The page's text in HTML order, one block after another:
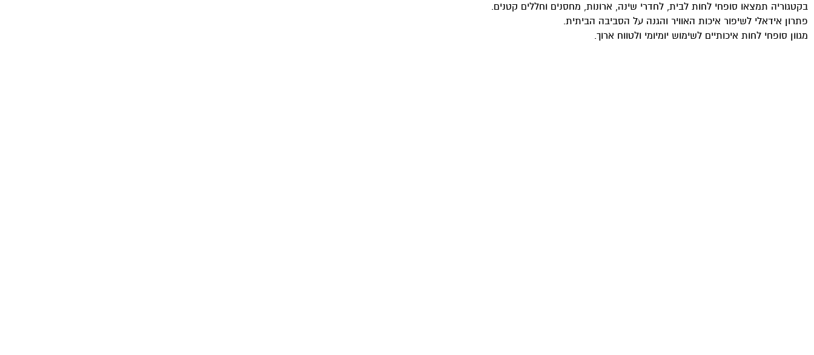
בקטגוריה תמצאו סופחי לחות לבית, לחדרי שינה, ארונות, מחסנים וחללים קטנים.
פתרון אידאלי לשיפור איכות האוויר והגנה על הסביבה הביתית.
מגוון סופחי לחות איכותיים לשימוש יומיומי ולטווח ארוך.